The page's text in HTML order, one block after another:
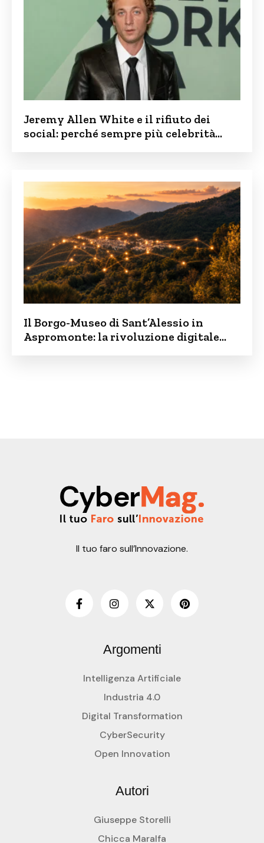
Jeremy Allen White e il rifiuto dei
social: perché sempre più celebrità
Il Borgo-Museo di Sant’Alessio in
Aspromonte: la rivoluzione digitale
Il tuo faro sull’Innovazione.
Argomenti
Intelligenza Artificiale
Industria 4.0
Digital Transformation
CyberSecurity
Open Innovation
Autori
Giuseppe Storelli
Chicca Maralfa